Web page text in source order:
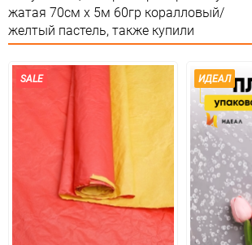
Единица измерения шт
жатая 70см х 5м 60гр коралловый/
желтый пастель, также купили
SALE ИДЕАЛ